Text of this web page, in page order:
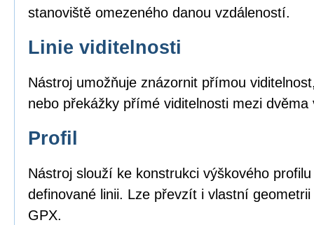
stanoviště omezeného danou vzdáleností.
Linie viditelnosti
Nástroj umožňuje znázornit přímou
nebo překážky přímé viditelnosti mezi dvěma
Profil
Nástroj slouží ke konstrukci výškového
definované linii. Lze převzít i vlastní
GPX.